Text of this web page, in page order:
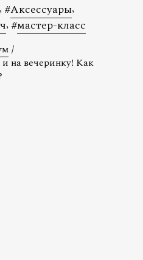
, #Аксессуары,
, #мастер-класс
/
на вечеринку! Как